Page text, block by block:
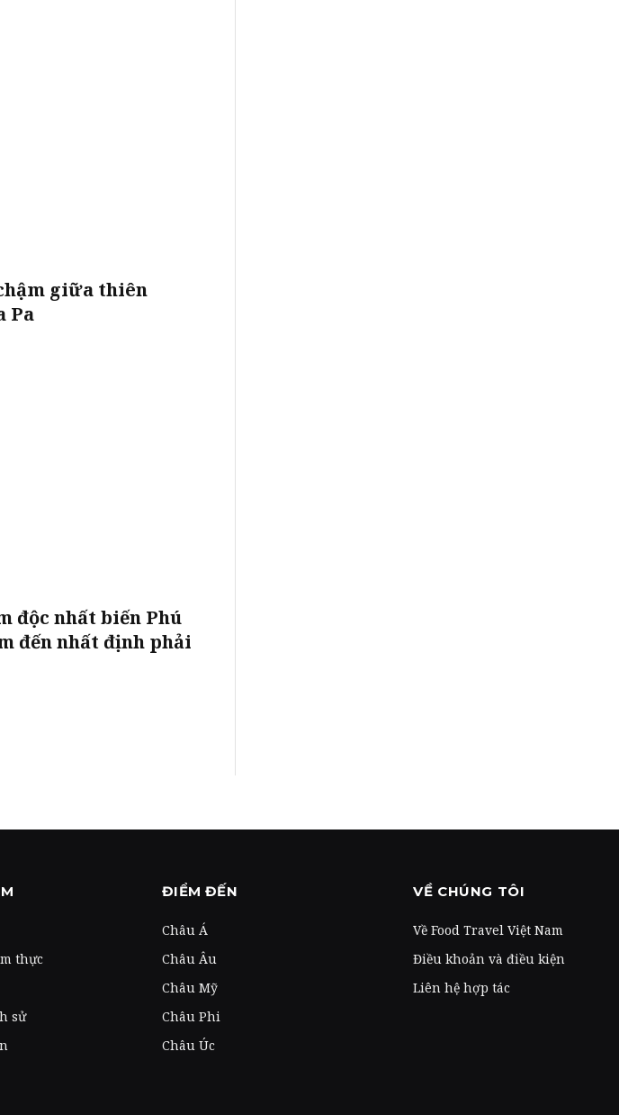
giữa thiên
Pa
độc nhất biến Phú
đến nhất định phải
thực
sử
ĐIỂM ĐẾN
Châu Á
Châu Âu
Châu Mỹ
Châu Phi
Châu Úc
VỀ CHÚNG TÔI
Về Food Travel Việt Nam
Điều khoản và điều kiện
Liên hệ hợp tác